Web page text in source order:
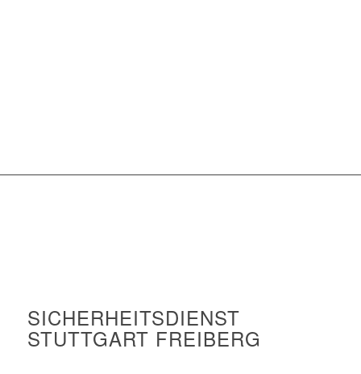
SICHERHEITSDIENST
STUTTGART FREIBERG